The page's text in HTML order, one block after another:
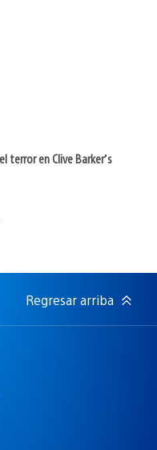
terror en Clive Barker’s
Regresar arriba